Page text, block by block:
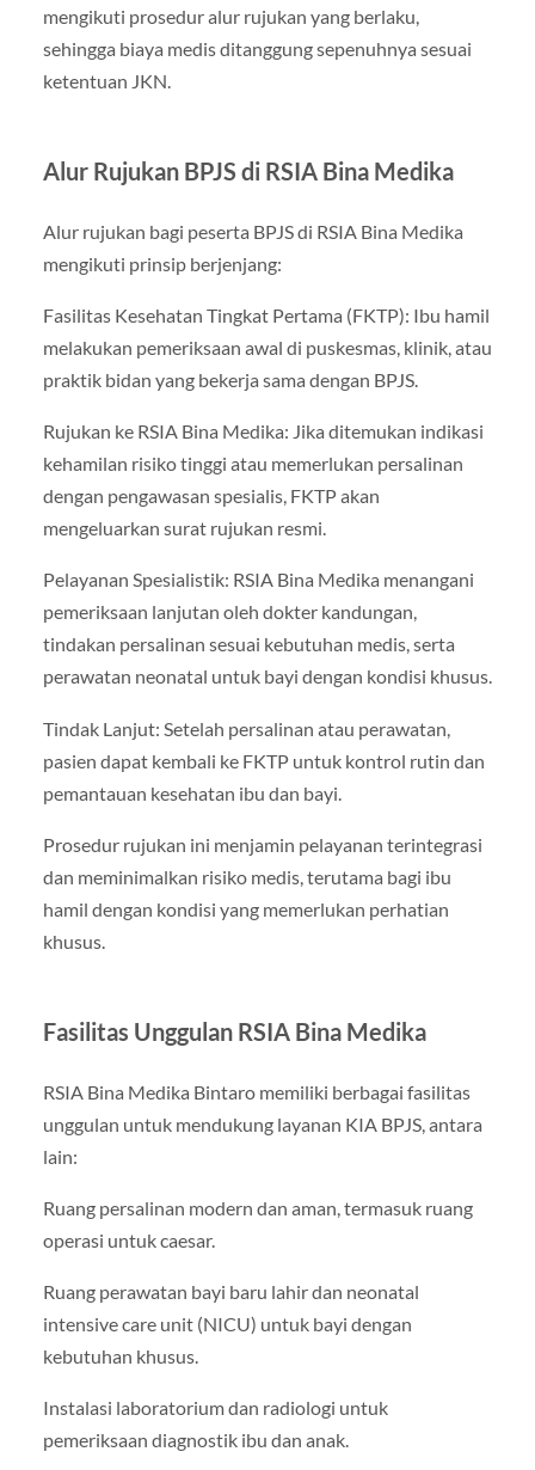
mengikuti prosedur alur rujukan yang berlaku,
sehingga biaya medis ditanggung sepenuhnya sesuai
ketentuan JKN.
Alur Rujukan BPJS di RSIA Bina Medika
Alur rujukan bagi peserta BPJS di RSIA Bina Medika
mengikuti prinsip berjenjang:
Fasilitas Kesehatan Tingkat Pertama (FKTP): Ibu hamil
melakukan pemeriksaan awal di puskesmas, klinik, atau
praktik bidan yang bekerja sama dengan BPJS.
Rujukan ke RSIA Bina Medika: Jika ditemukan indikasi
kehamilan risiko tinggi atau memerlukan persalinan
dengan pengawasan spesialis, FKTP akan
mengeluarkan surat rujukan resmi.
Pelayanan Spesialistik: RSIA Bina Medika menangani
pemeriksaan lanjutan oleh dokter kandungan,
tindakan persalinan sesuai kebutuhan medis, serta
perawatan neonatal untuk bayi dengan kondisi khusus.
Tindak Lanjut: Setelah persalinan atau perawatan,
pasien dapat kembali ke FKTP untuk kontrol rutin dan
pemantauan kesehatan ibu dan bayi.
Prosedur rujukan ini menjamin pelayanan terintegrasi
dan meminimalkan risiko medis, terutama bagi ibu
hamil dengan kondisi yang memerlukan perhatian
khusus.
Fasilitas Unggulan RSIA Bina Medika
RSIA Bina Medika Bintaro memiliki berbagai fasilitas
unggulan untuk mendukung layanan KIA BPJS, antara
lain:
Ruang persalinan modern dan aman, termasuk ruang
operasi untuk caesar.
Ruang perawatan bayi baru lahir dan neonatal
intensive care unit (NICU) untuk bayi dengan
kebutuhan khusus.
Instalasi laboratorium dan radiologi untuk
pemeriksaan diagnostik ibu dan anak.